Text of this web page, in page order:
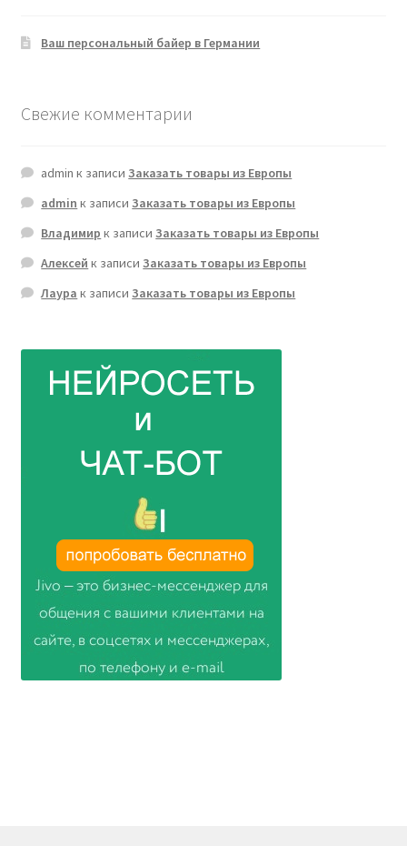
Ваш персональный байер в Германии
Свежие комментарии
admin к записиЗаказать товары из Европы
admin к записиЗаказать товары из Европы
Владимир к записиЗаказать товары из Европы
Алексей к записиЗаказать товары из Европы
Лаура к записиЗаказать товары из Европы